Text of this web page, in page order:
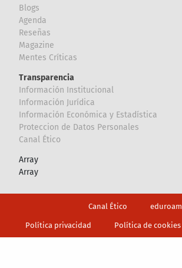
Blogs
Agenda
Reseñas
Magazine
Mentes Críticas
Transparencia
Información Institucional
Información Jurídica
Información Económica y Estadística
Proteccion de Datos Personales
Canal Ético
Array
Array
Canal Ético eduroam
Política privacidad Política de cookies